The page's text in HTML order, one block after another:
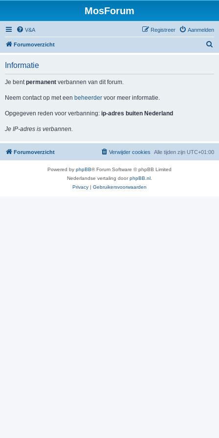
MosForum
V&A Aanmelden
Registreer
Forumoverzicht
Informatie
Je bentpermanent verbannen van dit forum.
Neem contact op met een beheerder voor meer informatie.
Opgegeven reden voor verbanning: ip-adres buiten Nederland
Je IP-adres is verbannen.
Forumoverzicht Alle tijden zijn UTC+01:00
Verwijder cookies
Powered by phpBB® Forum Software © phpBB Limited
Nederlandse vertaling doorphpBB.nl
Privacy | Gebruikersvoorwaarden